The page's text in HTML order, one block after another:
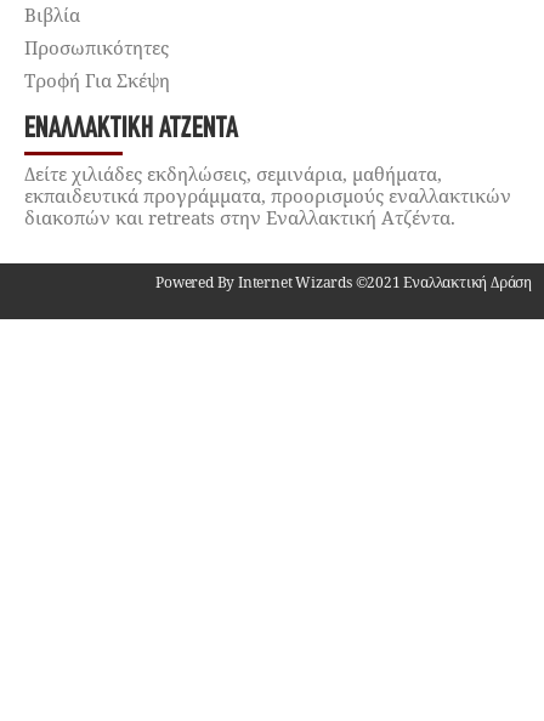
Βιβλία
Προσωπικότητες
Τροφή Για Σκέψη
ΕΝΑΛΛΑΚΤΙΚΉ ΑΤΖΈΝΤΑ
Δείτε χιλιάδες εκδηλώσεις, σεμινάρια, μαθήματα,
εκπαιδευτικά προγράμματα, προορισμούς εναλλακτικών
διακοπών και retreats στην Εναλλακτική Ατζέντα.
Powered By Internet Wizards ©2021 Εναλλακτική Δράση